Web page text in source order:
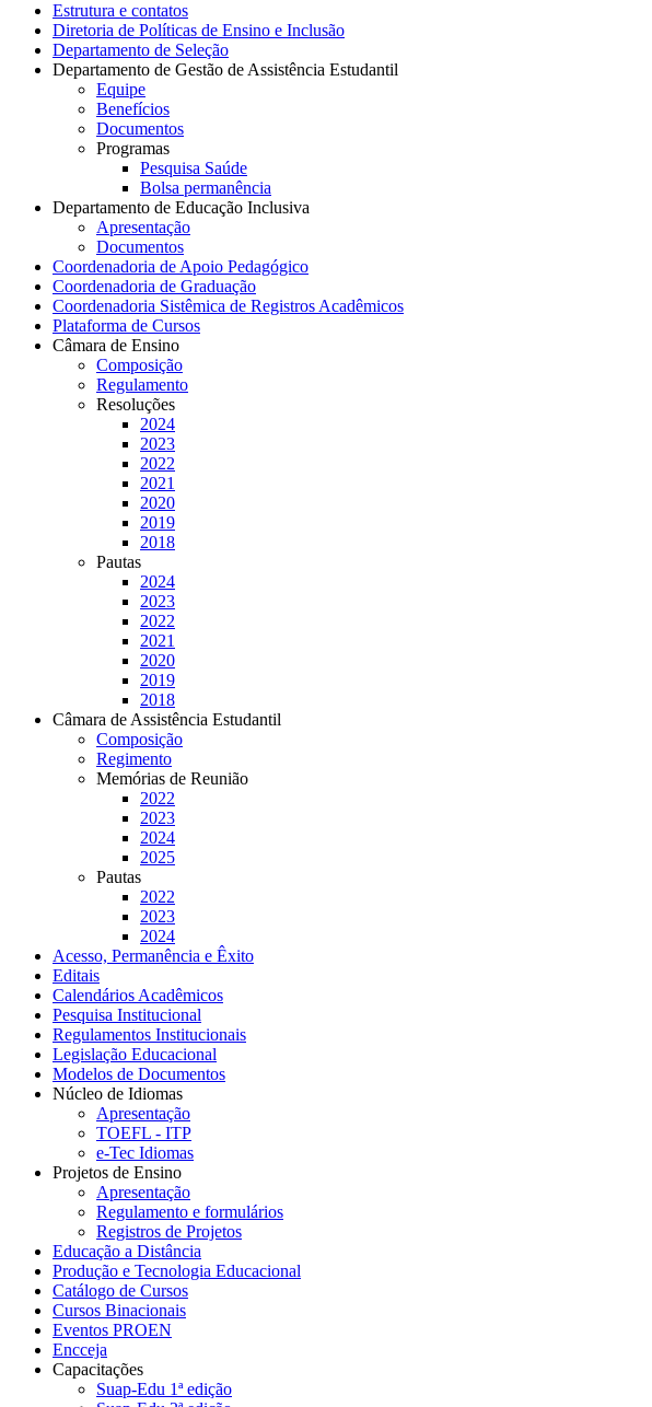
Estrutura e contatos
Diretoria de Políticas de Ensino e Inclusão
Departamento de Seleção
Departamento de Gestão de Assistência Estudantil
Equipe
Benefícios
Documentos
Programas
Pesquisa Saúde
Bolsa permanência
Departamento de Educação Inclusiva
Apresentação
Documentos
Coordenadoria de Apoio Pedagógico
Coordenadoria de Graduação
Coordenadoria Sistêmica de Registros Acadêmicos
Plataforma de Cursos
Câmara de Ensino
Composição
Regulamento
Resoluções
2024
2023
2022
2021
2020
2019
2018
Pautas
2024
2023
2022
2021
2020
2019
2018
Câmara de Assistência Estudantil
Composição
Regimento
Memórias de Reunião
2022
2023
2024
2025
Pautas
2022
2023
2024
Acesso, Permanência e Êxito
Editais
Calendários Acadêmicos
Pesquisa Institucional
Regulamentos Institucionais
Legislação Educacional
Modelos de Documentos
Núcleo de Idiomas
Apresentação
TOEFL - ITP
e-Tec Idiomas
Projetos de Ensino
Apresentação
Regulamento e formulários
Registros de Projetos
Educação a Distância
Produção e Tecnologia Educacional
Catálogo de Cursos
Cursos Binacionais
Eventos PROEN
Encceja
Capacitações
Suap-Edu 1ª edição